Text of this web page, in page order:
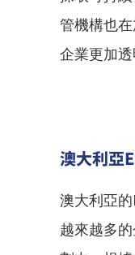
管機構也
企業更加透
澳大利亞
澳大利亞的
越來越多